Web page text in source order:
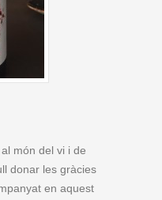
món del vi i de
donar les gràcies
en aquest